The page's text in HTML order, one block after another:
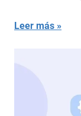
Leer más